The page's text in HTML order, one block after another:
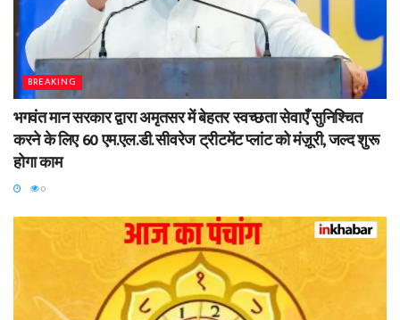
BREAKING
भगवंत मान सरकार द्वारा अमृतसर में बेहतर स्वच्छता सेवाएँ सुनिश्चित
करने के लिए 60 एम.एल.डी. सीवरेज ट्रीटमेंट प्लांट को मंज़ूरी, जल्द शुरू
होगा काम
0